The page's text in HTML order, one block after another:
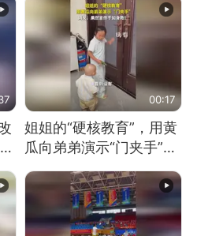
吗？”“或将成为首位考级
不带古筝的选手。”（来
源：新华每日电讯）
00:17
姐姐的“硬核教育”，用黄
瓜向弟弟演示“门夹手”，
教！